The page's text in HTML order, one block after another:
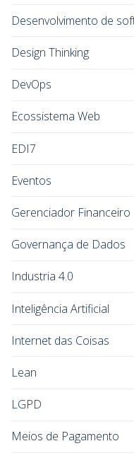
Desenvolvimento de
Design Thinking
DevOps
Ecossistema Web
EDI7
Eventos
Gerenciador Financeiro
Governança de Dados
Industria 4.0
Inteligência Artificial
Internet das Coisas
Lean
LGPD
Meios de Pagamento